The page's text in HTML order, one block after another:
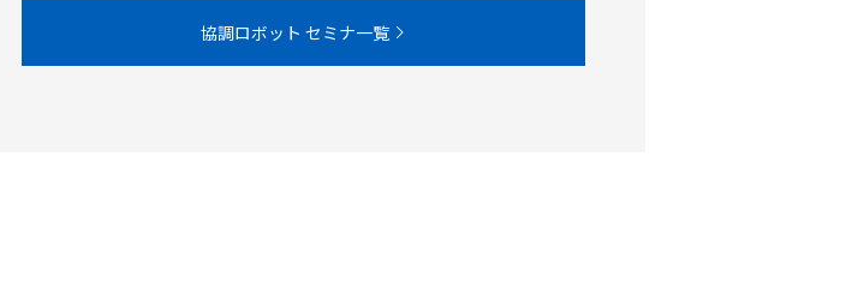
協調ロボット セミナ一覧